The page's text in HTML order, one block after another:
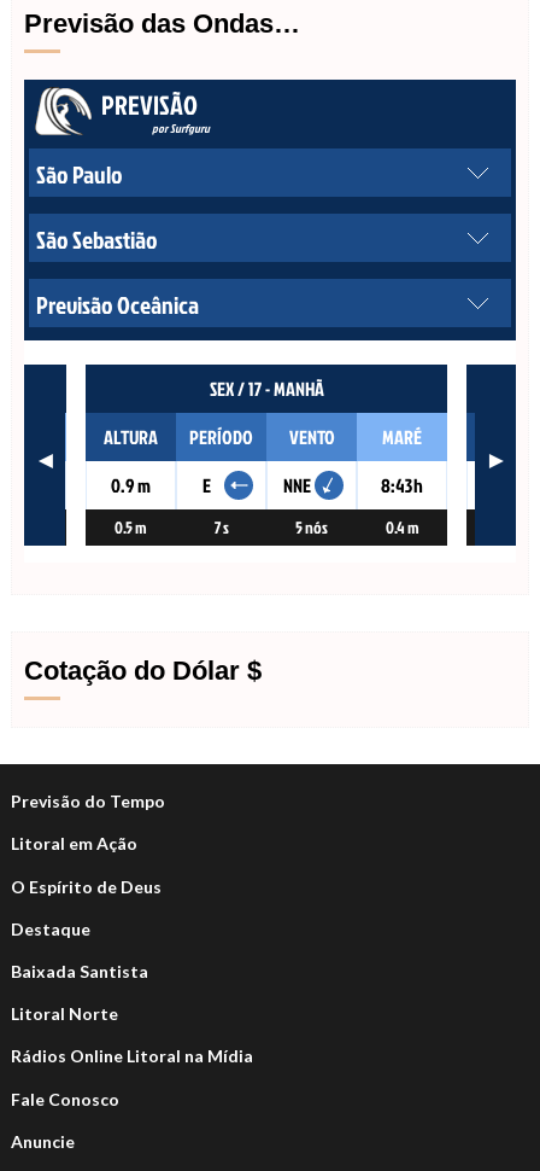
Previsão das Ondas…
Cotação do Dólar $
Previsão do Tempo
Litoral em Ação
O Espírito de Deus
Destaque
Baixada Santista
Litoral Norte
Rádios Online Litoral na Mídia
Fale Conosco
Anuncie